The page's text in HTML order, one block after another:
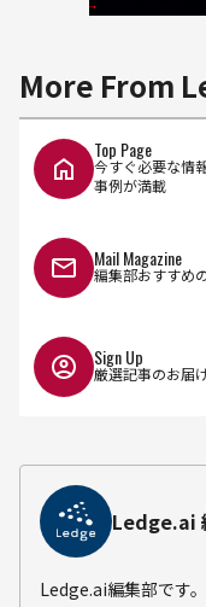
More From
Top Page
今すぐ必要な情
事例が満載
Mail Magazine
編集部おすすめ
Sign Up
厳選記事のお届
Ledge.ai
Ledge.ai編集部です